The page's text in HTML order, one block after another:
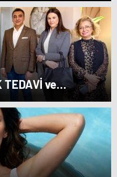
TEDAVİ ve
MERKEZİ AÇILDI